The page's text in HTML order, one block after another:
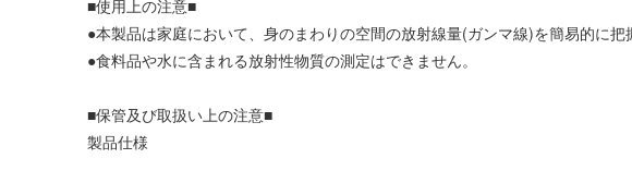
■使用上の注意■
●本製品は家庭において、身のまわりの空間の放射線量(ガンマ線)を簡易的に
●食料品や水に含まれる放射性物質の測定はできません。
■保管及び取扱い上の注意■
製品仕様